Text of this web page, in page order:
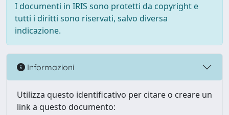
I documenti in IRIS sono protetti da copyright e
tutti i diritti sono riservati, salvo diversa
indicazione.
Informazioni
Utilizza questo identificativo per citare o creare un
link a questo documento: